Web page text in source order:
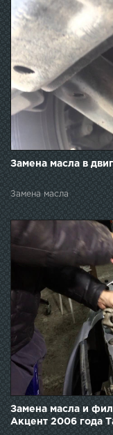
Замена масла в
Замена масла
Замена масла и
Акцент 2006 года